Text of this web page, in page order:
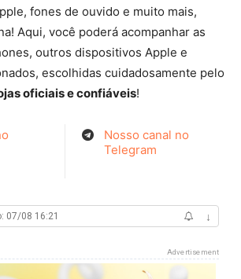
fones de ouvido e muito mais,
Aqui, você poderá acompanhar as
outros dispositivos Apple e
escolhidas cuidadosamente pelo
oficiais e confiáveis!
Nosso canal no
Telegram